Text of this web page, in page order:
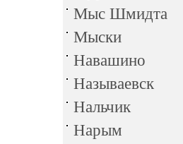
Мыс Шмидта
Мыски
Навашино
Называевск
Нальчик
Нарым